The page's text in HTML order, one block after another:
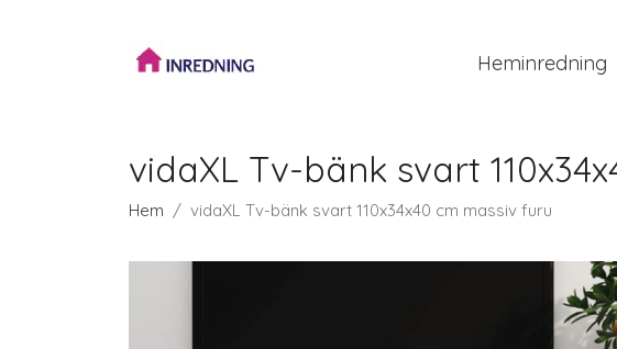
Heminredning
vidaXL Tv-bänk svart
Hem vidaXL Tv-bänk svart 110x34x40 cm massiv furu